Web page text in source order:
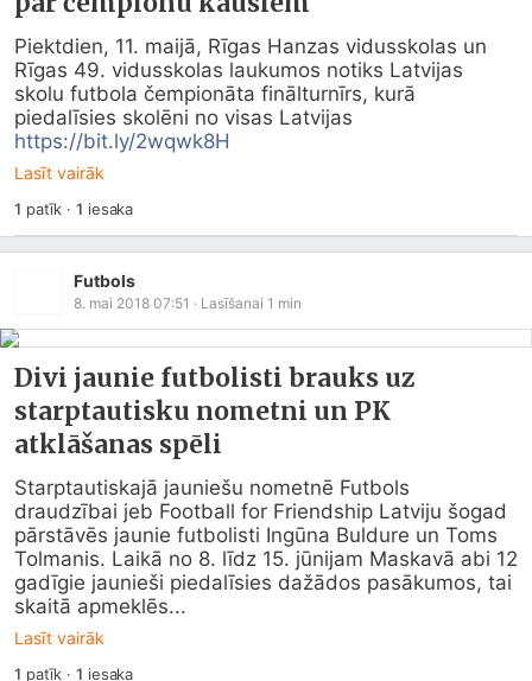
Piektdien, 11. maijā, Rīgas Hanzas vidusskolas un
Rīgas 49. vidusskolas laukumos notiks Latvijas
skolu futbola čempionāta finālturnīrs, kurā
https://bit.ly/2wqwk8H
Lasīt vairāk
1 patīk ·1 iesaka
Futbols
8. mai 2018 07:51 · Lasīšanai 1 min
Divi jaunie futbolisti brauks uz
starptautisku nometni un PK
atklāšanas spēli
Starptautiskajā jauniešu nometnē Futbols
draudzībai jeb Football for Friendship Latviju šogad
pārstāvēs jaunie futbolisti Ingūna Buldure un Toms
Tolmanis. Laikā no 8. līdz 15. jūnijam Maskavā abi 12
gadīgie jaunieši piedalīsies dažādos pasākumos, tai
skaitā apmeklēs...
Lasīt vairāk
1 patīk ·1 iesaka